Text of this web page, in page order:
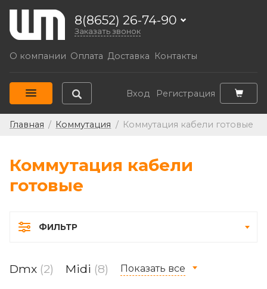
8(8652) 26-74-90
Заказать звонок
О компании Оплата Доставка Контакты
Вход Регистрация
Главная / Коммутация / Коммутация кабели готовые
Коммутация кабели
готовые
ФИЛЬТР
Dmx (2) Midi (8) Показать все